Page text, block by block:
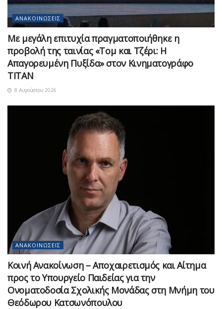
ΑΝΑΚΟΙΝΏΣΕΙΣ
Με μεγάλη επιτυχία πραγματοποιήθηκε η
προβολή της ταινίας «Τομ και Τζέρι: Η
Απαγορευμένη Πυξίδα» στον Κινηματογράφο
ΤΙΤΑΝ
8 Αυγούστου 2026
ΑΝΑΚΟΙΝΏΣΕΙΣ
Κοινή Ανακοίνωση – Αποχαιρετισμός και Αίτημα
προς το Υπουργείο Παιδείας για την
Ονοματοδοσία Σχολικής Μονάδας στη Μνήμη του
Θεόδωρου Κατσωνόπουλου